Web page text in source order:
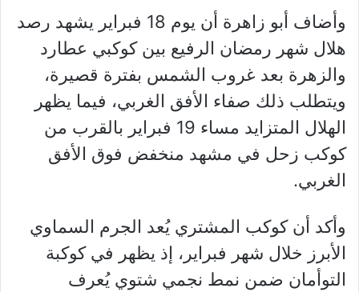
وأضاف أبو زاهرة أن يوم 18 فبراير يشهد رصد
هلال شهر رمضان الرفيع بين كوكبي عطارد
والزهرة بعد غروب الشمس بفترة قصيرة،
ويتطلب ذلك صفاء الأفق الغربي، فيما يظهر
الهلال المتزايد مساء 19 فبراير بالقرب من
كوكب زحل في مشهد منخفض فوق الأفق
الغربي.
وأكد أن كوكب المشتري يُعد الجرم السماوي
الأبرز خلال شهر فبراير، إذ يظهر في كوكبة
التوأمان ضمن نمط نجمي شتوي يُعرف